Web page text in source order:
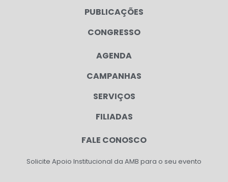
PUBLICAÇÕES
CONGRESSO
AGENDA
CAMPANHAS
SERVIÇOS
FILIADAS
FALE CONOSCO
Solicite Apoio Institucional da AMB para o seu evento